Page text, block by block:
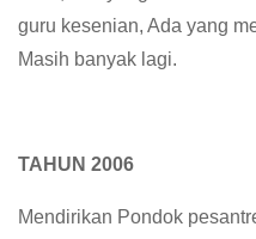
guru kesenian, Ada yang
Masih banyak lagi.
TAHUN 2006
Mendirikan Pondok